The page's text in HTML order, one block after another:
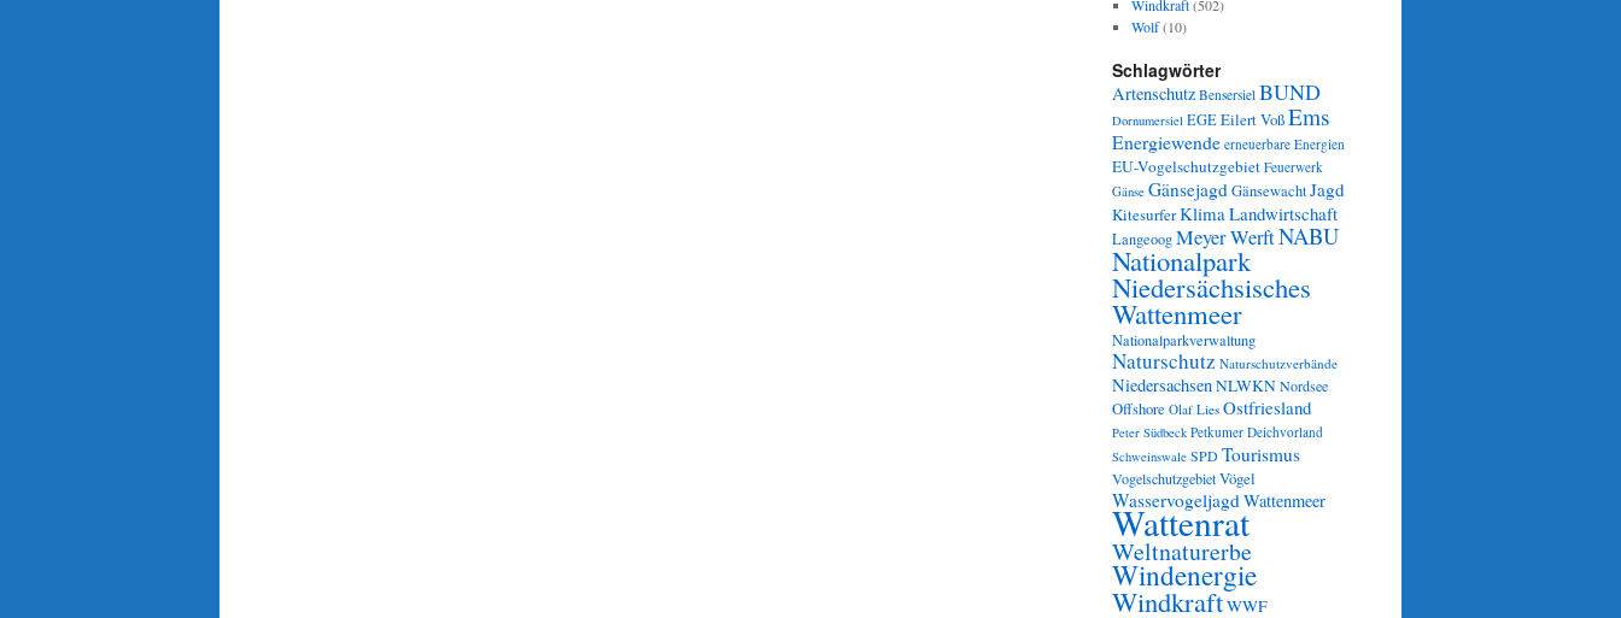
Windkraft(502)
Wolf(10)
Schlagwörter
Artenschutz Bensersiel BUND
Dornumersiel EGEEilert VoßEms
Energiewende erneuerbare Energien
EU-Vogelschutzgebiet Feuerwerk
Gänse GänsejagdGänsewachtJagd
KitesurferKlimaLandwirtschaft
LangeoogMeyer WerftNABU
Nationalpark
Niedersächsisches
Wattenmeer
Nationalparkverwaltung
Naturschutz Naturschutzverbände
NiedersachsenNLWKNNordsee
Offshore Olaf Lies Ostfriesland
Peter Südbeck Petkumer Deichvorland
Schweinswale SPDTourismus
VogelschutzgebietVögel
WasservogeljagdWattenmeer
Wattenrat
Weltnaturerbe
Windenergie
WindkraftWWF